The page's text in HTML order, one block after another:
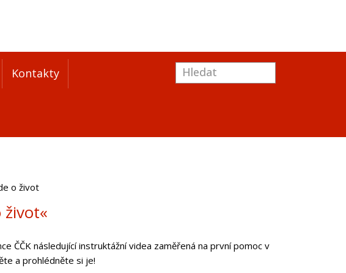
Kontakty
o život
ČČK následující instruktážní videa zaměřená na první pomoc v
a prohlédněte si je!